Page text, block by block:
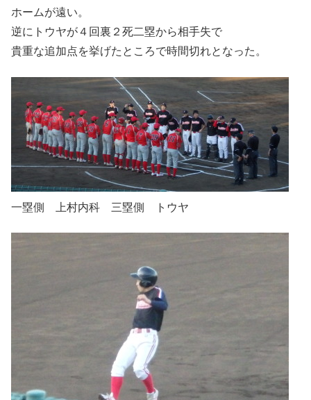
ホームが遠い。
逆にトウヤが４回裏２死二塁から相手失で
貴重な追加点を挙げたところで時間切れとなった。
一塁側 上村内科 三塁側 トウヤ